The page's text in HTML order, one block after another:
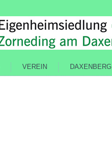
VEREIN DAXENBERG